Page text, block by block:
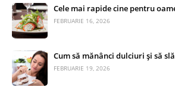
Cele mai rapide cine pentru
FEBRUARIE 16, 2026
Cum să mănânci dulciuri și să
FEBRUARIE 19, 2026